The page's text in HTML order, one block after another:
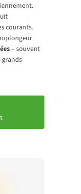
courants.
– souvent